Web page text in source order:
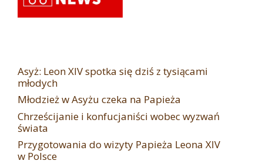
Asyż: Leon XIV spotka się dziś z tysiącami
młodych
Młodzież w Asyżu czeka na Papieża
Chrześcijanie i konfucjaniści wobec wyzwań
świata
Przygotowania do wizyty Papieża Leona XIV
w Polsce